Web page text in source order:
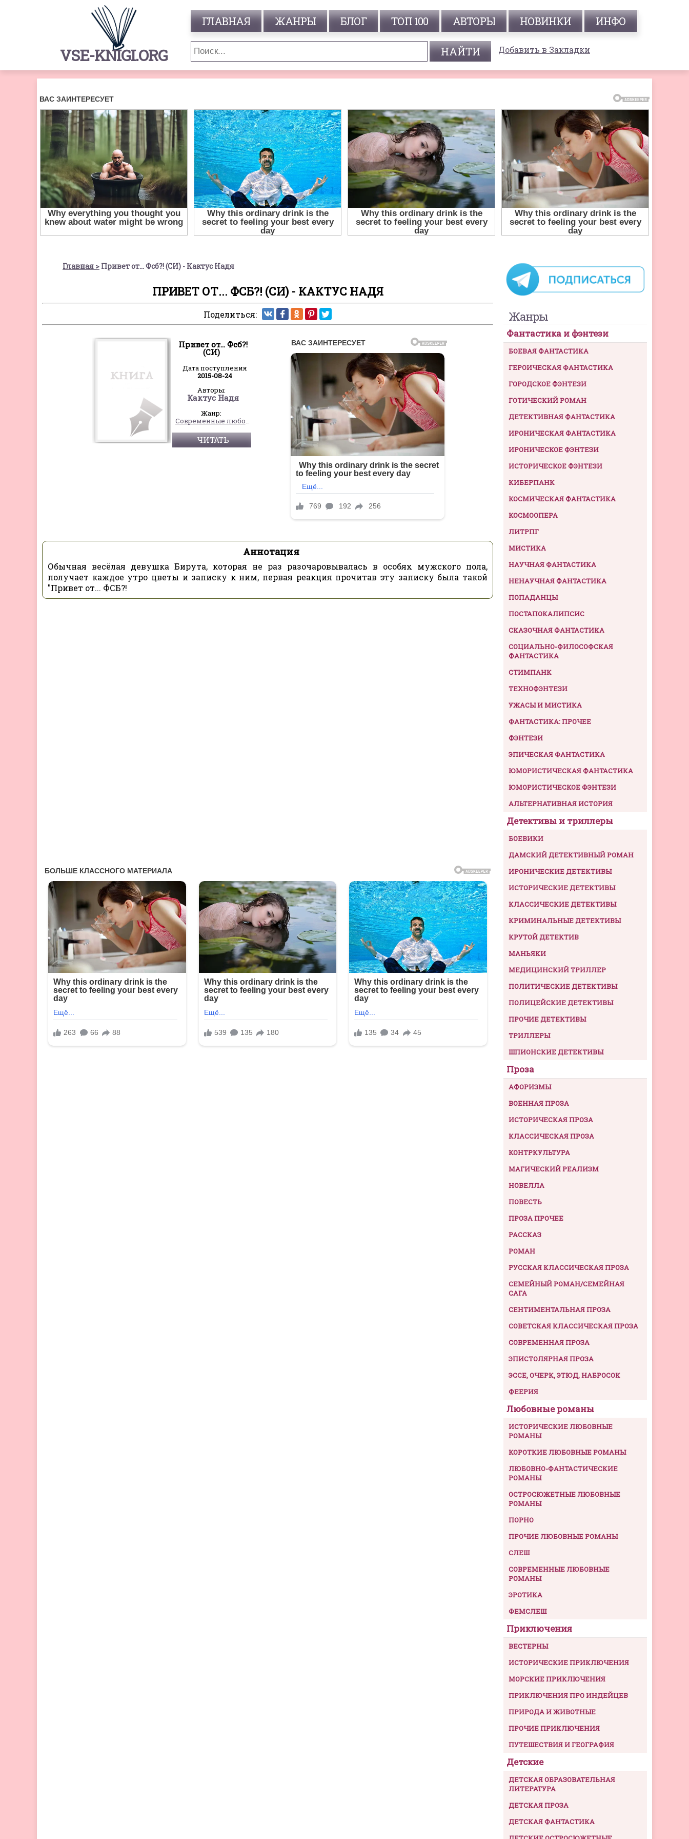
VSE-KNIGI.ORG
ГЛАВНАЯ ЖАНРЫ БЛОГ ТОП 100 АВТОРЫ НОВИНКИ ИНФО
Добавить в Закладки
Главная Привет от... Фсб?! (СИ) - Кактус Надя
ПРИВЕТ ОТ... ФСБ?! (СИ) - КАКТУС НАДЯ
Поделиться:
Привет от... Фсб?!
(СИ)
Дата поступления
2015-08-24
Авторы:
Кактус Надя
Жанр:
Современные любовные романы
ЧИТАТЬ
Аннотация
Обычная весёлая девушка Бирута, которая не раз разочаровывалась в особях мужского пола,
получает каждое утро цветы и записку к ним, первая реакция прочитав эту записку была такой
"Привет от... ФСБ?!
Жанры
Фантастика и фэнтези
БОЕВАЯ ФАНТАСТИКА
ГЕРОИЧЕСКАЯ ФАНТАСТИКА
ГОРОДСКОЕ ФЭНТЕЗИ
ГОТИЧЕСКИЙ РОМАН
ДЕТЕКТИВНАЯ ФАНТАСТИКА
ИРОНИЧЕСКАЯ ФАНТАСТИКА
ИРОНИЧЕСКОЕ ФЭНТЕЗИ
ИСТОРИЧЕСКОЕ ФЭНТЕЗИ
КИБЕРПАНК
КОСМИЧЕСКАЯ ФАНТАСТИКА
КОСМООПЕРА
ЛИТРПГ
МИСТИКА
НАУЧНАЯ ФАНТАСТИКА
НЕНАУЧНАЯ ФАНТАСТИКА
ПОПАДАНЦЫ
ПОСТАПОКАЛИПСИС
СКАЗОЧНАЯ ФАНТАСТИКА
СОЦИАЛЬНО-ФИЛОСОФСКАЯ
ФАНТАСТИКА
СТИМПАНК
ТЕХНОФЭНТЕЗИ
УЖАСЫ И МИСТИКА
ФАНТАСТИКА: ПРОЧЕЕ
ФЭНТЕЗИ
ЭПИЧЕСКАЯ ФАНТАСТИКА
ЮМОРИСТИЧЕСКАЯ ФАНТАСТИКА
ЮМОРИСТИЧЕСКОЕ ФЭНТЕЗИ
АЛЬТЕРНАТИВНАЯ ИСТОРИЯ
Детективы и триллеры
БОЕВИКИ
ДАМСКИЙ ДЕТЕКТИВНЫЙ РОМАН
ИРОНИЧЕСКИЕ ДЕТЕКТИВЫ
ИСТОРИЧЕСКИЕ ДЕТЕКТИВЫ
КЛАССИЧЕСКИЕ ДЕТЕКТИВЫ
КРИМИНАЛЬНЫЕ ДЕТЕКТИВЫ
КРУТОЙ ДЕТЕКТИВ
МАНЬЯКИ
МЕДИЦИНСКИЙ ТРИЛЛЕР
ПОЛИТИЧЕСКИЕ ДЕТЕКТИВЫ
ПОЛИЦЕЙСКИЕ ДЕТЕКТИВЫ
ПРОЧИЕ ДЕТЕКТИВЫ
ТРИЛЛЕРЫ
ШПИОНСКИЕ ДЕТЕКТИВЫ
Проза
АФОРИЗМЫ
ВОЕННАЯ ПРОЗА
ИСТОРИЧЕСКАЯ ПРОЗА
КЛАССИЧЕСКАЯ ПРОЗА
КОНТРКУЛЬТУРА
МАГИЧЕСКИЙ РЕАЛИЗМ
НОВЕЛЛА
ПОВЕСТЬ
ПРОЗА ПРОЧЕЕ
РАССКАЗ
РОМАН
РУССКАЯ КЛАССИЧЕСКАЯ ПРОЗА
СЕМЕЙНЫЙ РОМАН/СЕМЕЙНАЯ
САГА
СЕНТИМЕНТАЛЬНАЯ ПРОЗА
СОВЕТСКАЯ КЛАССИЧЕСКАЯ ПРОЗА
СОВРЕМЕННАЯ ПРОЗА
ЭПИСТОЛЯРНАЯ ПРОЗА
ЭССЕ, ОЧЕРК, ЭТЮД, НАБРОСОК
ФЕЕРИЯ
Любовные романы
ИСТОРИЧЕСКИЕ ЛЮБОВНЫЕ
РОМАНЫ
КОРОТКИЕ ЛЮБОВНЫЕ РОМАНЫ
ЛЮБОВНО-ФАНТАСТИЧЕСКИЕ
РОМАНЫ
ОСТРОСЮЖЕТНЫЕ ЛЮБОВНЫЕ
РОМАНЫ
ПОРНО
ПРОЧИЕ ЛЮБОВНЫЕ РОМАНЫ
СЛЕШ
СОВРЕМЕННЫЕ ЛЮБОВНЫЕ
РОМАНЫ
ЭРОТИКА
ФЕМСЛЕШ
Приключения
ВЕСТЕРНЫ
ИСТОРИЧЕСКИЕ ПРИКЛЮЧЕНИЯ
МОРСКИЕ ПРИКЛЮЧЕНИЯ
ПРИКЛЮЧЕНИЯ ПРО ИНДЕЙЦЕВ
ПРИРОДА И ЖИВОТНЫЕ
ПРОЧИЕ ПРИКЛЮЧЕНИЯ
ПУТЕШЕСТВИЯ И ГЕОГРАФИЯ
Детские
ДЕТСКАЯ ОБРАЗОВАТЕЛЬНАЯ
ЛИТЕРАТУРА
ДЕТСКАЯ ПРОЗА
ДЕТСКАЯ ФАНТАСТИКА